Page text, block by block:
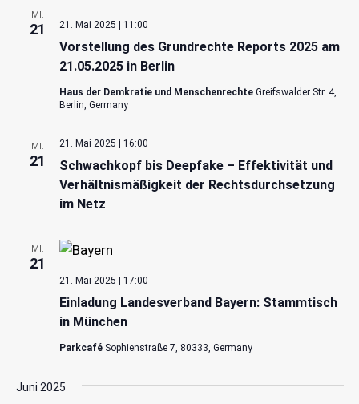
MI.
21
Vorstellung des Grundrechte Reports 2025 am
21.05.2025 in Berlin
21. Mai 2025 | 11:00
Haus der Demkratie und Menschenrechte Greifswalder Str. 4,
Berlin, Germany
MI.
21
Schwachkopf bis Deepfake – Effektivität und
Verhältnismäßigkeit der Rechtsdurchsetzung
im Netz
21. Mai 2025 | 16:00
MI.
21
Einladung Landesverband Bayern: Stammtisch
in München
21. Mai 2025 | 17:00
Parkcafé Sophienstraße 7, 80333, Germany
Juni 2025